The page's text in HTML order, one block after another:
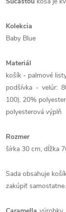
Kolekcia
Baby Blue
Materiál
košík - palmové
podšívka - velúr:
100), 20% polyester
polyesterová výplň
Rozmer
šírka 30 cm, dĺžka
Sada obsahuje
zakúpiť samostatne.